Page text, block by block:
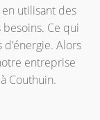
utilisant des
Ce qui
Alors
entreprise
Couthuin.